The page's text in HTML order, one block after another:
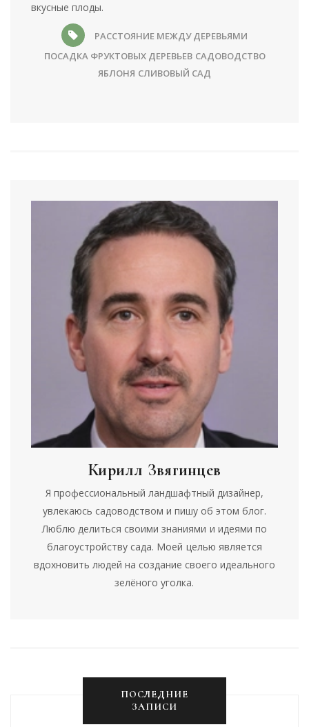
вкусные плоды.
РАССТОЯНИЕ МЕЖДУ ДЕРЕВЬЯМИ
ПОСАДКА ФРУКТОВЫХ ДЕРЕВЬЕВ САДОВОДСТВО
ЯБЛОНЯ СЛИВОВЫЙ САД
Кирилл Звягинцев
Я профессиональный ландшафтный дизайнер,
увлекаюсь садоводством и пишу об этом блог.
Люблю делиться своими знаниями и идеями по
благоустройству сада. Моей целью является
вдохновить людей на создание своего идеального
зелёного уголка.
ПОСЛЕДНИЕ
ЗАПИСИ